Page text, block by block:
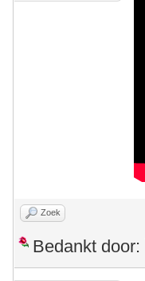
Zoek
Bedankt door: